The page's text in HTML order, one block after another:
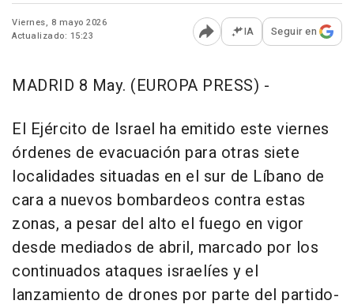
Viernes, 8 mayo 2026
Actualizado: 15:23
Abrir opciones para
IA Seguir en
MADRID 8 May. (EUROPA PRESS) -
El Ejército de Israel ha emitido este viernes
órdenes de evacuación para otras siete
localidades situadas en el sur de Líbano de
cara a nuevos bombardeos contra estas
zonas, a pesar del alto el fuego en vigor
desde mediados de abril, marcado por los
continuados ataques israelíes y el
lanzamiento de drones por parte del partido-